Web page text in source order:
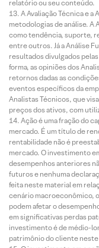
relatório ou seu conteúdo.
A Avaliação Técnica e
metodologias de análise. A
como tendência, suporte,
entre outros. Já a Análise
resultados divulgados
forma, as opiniões dos
retornos dadas as
eventos específicos da
Analistas Técnicos, que
preços dos ativos, com
Ação é uma fração do
mercado. É um título de
rentabilidade não é
mercado. O investimento
desempenhos anteriores
futuros e nenhuma
feita neste material em
cenário macroeconômico,
podem afetar o
em significativas perdas
investimento é de médio-
patrimônio do cliente